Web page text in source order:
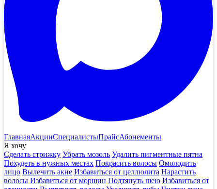
ГлавнаяАкцииСпециалистыПрайсАбонементы
Я хочу
Сделать стрижку Убрать мозоль Удалить пигментные пятна
Похудеть в нужных местах Покрасить волосы Омолодить
лицо Вылечить акне Избавиться от целлюлита Нарастить
волосы Избавиться от морщин Подтянуть шею Избавиться от